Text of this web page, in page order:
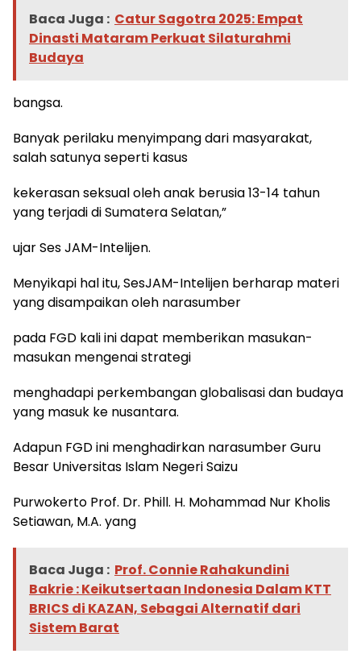
Baca Juga : Catur Sagotra 2025: Empat
Dinasti Mataram Perkuat Silaturahmi
Budaya
bangsa.
Banyak perilaku menyimpang dari masyarakat,
salah satunya seperti kasus
kekerasan seksual oleh anak berusia 13-14 tahun
yang terjadi di Sumatera Selatan,”
ujar Ses JAM-Intelijen.
Menyikapi hal itu, SesJAM-Intelijen berharap materi
yang disampaikan oleh narasumber
pada FGD kali ini dapat memberikan masukan-
masukan mengenai strategi
menghadapi perkembangan globalisasi dan budaya
yang masuk ke nusantara.
Adapun FGD ini menghadirkan narasumber Guru
Besar Universitas Islam Negeri Saizu
Purwokerto Prof. Dr. Phill. H. Mohammad Nur Kholis
Setiawan, M.A. yang
Baca Juga : Prof. Connie Rahakundini
Bakrie : Keikutsertaan Indonesia Dalam KTT
BRICS di KAZAN, Sebagai Alternatif dari
Sistem Barat